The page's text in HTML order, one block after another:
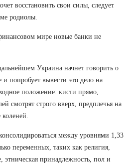
восстановить свои силы, следует
родиолы.
мире новые банки не
Украина начнет говорить о
попробует вывести это дело на
положение: кисти прямо,
смотрят строго вверх, предплечья на
коленей.
между уровнями 1,33
переменных, таких как религия,
этническая принадлежность, пол и